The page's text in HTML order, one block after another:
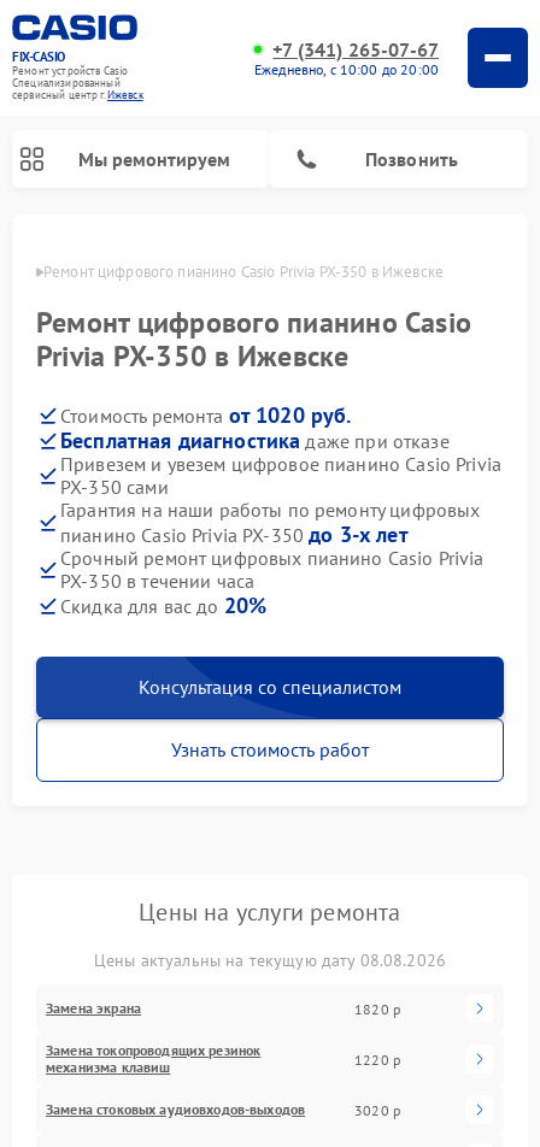
FIX-CASIO
Ремонт устройств Casio
Специализированный
cервисный центр г.Ижевск
+7 (341) 265-07-67
Ежедневно, с 10:00 до 20:00
Мы ремонтируем Позвонить
Ремонт цифрового пианино Casio Privia PX-350 в Ижевске
Ремонт цифрового пианино Casio
Privia PX-350 в Ижевске
Стоимость ремонта от 1020 руб.
Бесплатная диагностика даже при отказе
Привезем и увезем цифровое пианино Casio Privia
PX-350 сами
Гарантия на наши работы по ремонту цифровых
пианино Casio Privia PX-350до 3-х лет
Срочный ремонт цифровых пианино Casio Privia
PX-350 в течении часа
Скидка для вас до 20%
Консультация со специалистом
Узнать стоимость работ
Цены на услуги ремонта
Цены актуальны на текущую дату 08.08.2026
Замена экрана 1820 р
Замена токопроводящих резинок
механизма клавиш
1220 р
Замена стоковых аудиовходов-выходов 3020 р